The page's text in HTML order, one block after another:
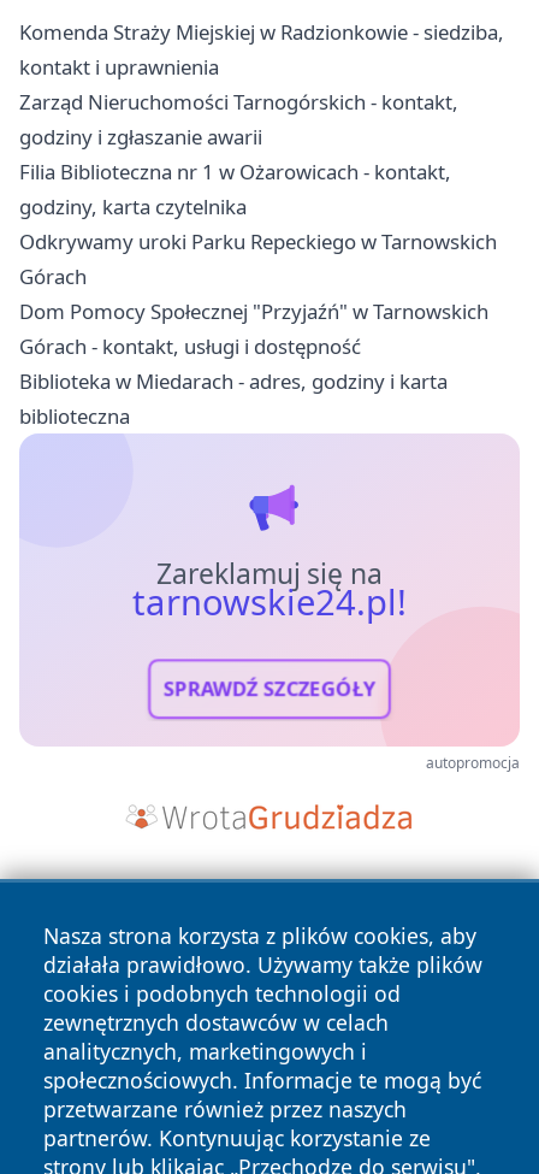
Komenda Straży Miejskiej w Radzionkowie - siedziba,
kontakt i uprawnienia
Zarząd Nieruchomości Tarnogórskich - kontakt,
godziny i zgłaszanie awarii
Filia Biblioteczna nr 1 w Ożarowicach - kontakt,
godziny, karta czytelnika
Odkrywamy uroki Parku Repeckiego w Tarnowskich
Górach
Dom Pomocy Społecznej "Przyjaźń" w Tarnowskich
Górach - kontakt, usługi i dostępność
Biblioteka w Miedarach - adres, godziny i karta
biblioteczna
Zareklamuj się na
tarnowskie24.pl!
SPRAWDŹ SZCZEGÓŁY
autopromocja
Nasza strona korzysta z plików cookies, aby
działała prawidłowo. Używamy także plików
cookies i podobnych technologii od
zewnętrznych dostawców w celach
analitycznych, marketingowych i
społecznościowych. Informacje te mogą być
przetwarzane również przez naszych
partnerów. Kontynuując korzystanie ze
strony lub klikając „Przechodzę do serwisu",
Copyright © 2026 tarnowskie24.pl Wszystkie prawa
zastrzeżone.
News Autorzy
Polityka
Prywatności
Polityka
Cookies